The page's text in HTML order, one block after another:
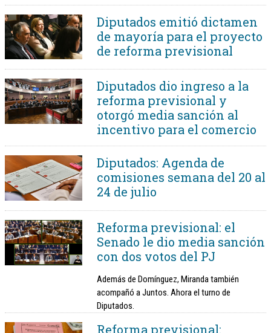
Diputados emitió dictamen
de mayoría para el proyecto
de reforma previsional
Diputados dio ingreso a la
reforma previsional y
otorgó media sanción al
incentivo para el comercio
Diputados: Agenda de
comisiones semana del 20 al
24 de julio
Reforma previsional: el
Senado le dio media sanción
con dos votos del PJ
Además de Domínguez, Miranda también
acompañó a Juntos. Ahora el turno de
Diputados.
Reforma previsional: